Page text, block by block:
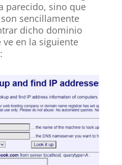
parecido, sino que
sencillamente
dicho dominio
en la siguiente